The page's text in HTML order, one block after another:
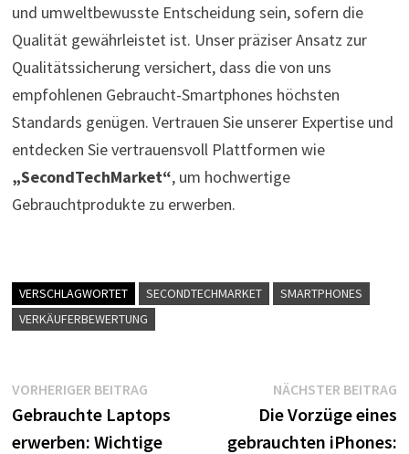
und umweltbewusste Entscheidung sein, sofern die
Qualität gewährleistet ist. Unser präziser Ansatz zur
Qualitätssicherung versichert, dass die von uns
empfohlenen Gebraucht-Smartphones höchsten
Standards genügen. Vertrauen Sie unserer Expertise und
entdecken Sie vertrauensvoll Plattformen wie
„SecondTechMarket“, um hochwertige
Gebrauchtprodukte zu erwerben.
VERSCHLAGWORTET SECONDTECHMARKET
SMARTPHONES
VERKÄUFERBEWERTUNG
Beitragsnavigation
VORHERIGER BEITRAGVorheriger
Beitrag:
Gebrauchte Laptops
erwerben: Wichtige
NÄCHSTER BEITRAG
Die Vorzüge eines
gebrauchten iPhones: